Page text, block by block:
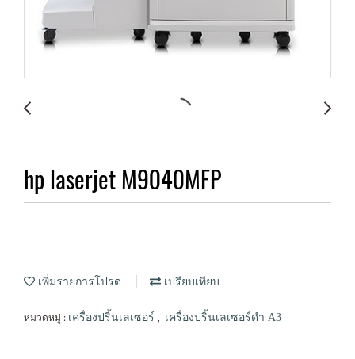
hp laserjet M9040MFP
เพิ่มรายการโปรด เปรียบเทียบ
หมวดหมู่ : เครื่องปริ้นเลเซอร์ , เครื่องปริ้นเลเซอร์ดำ A3